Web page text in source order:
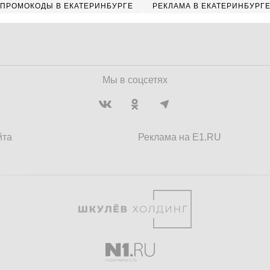
ПРОМОКОДЫ В ЕКАТЕРИНБУРГЕ
РЕКЛАМА В ЕКАТЕРИНБУРГЕ
Мы в соцсетях
Реклама на E1.RU